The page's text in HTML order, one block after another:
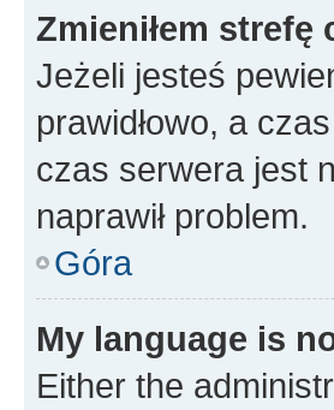
Zmieniłem strefę
Jeżeli jesteś
prawidłowo, a
czas serwera jest
naprawił problem.
Góra
My language is
Either the